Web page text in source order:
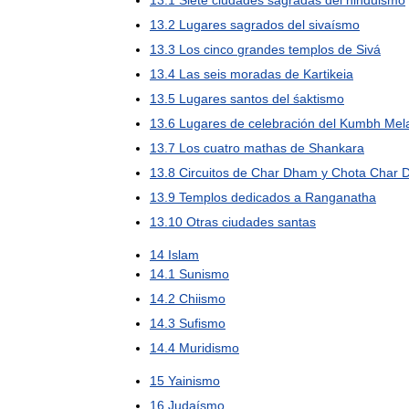
13 2 Lugares sagrados del sivaísmo
13 3 Los cinco grandes templos de Sivá
13 4 Las seis moradas de Kartikeia
13 5 Lugares santos del śaktismo
13 6 Lugares de celebración del Kumbh
13 7 Los cuatro mathas de Shankara
13 8 Circuitos de Char Dham y Chota Char
13 9 Templos dedicados a Ranganatha
13 10 Otras ciudades santas
14 Islam
14 1 Sunismo
14 2 Chiismo
14 3 Sufismo
14 4 Muridismo
15 Yainismo
16 Judaísmo